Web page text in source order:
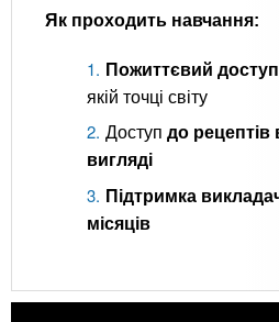
Як проходить навчання:
Пожиттєвий
якій точці світу
Доступ до рецептів
вигляді
Підтримка
місяців